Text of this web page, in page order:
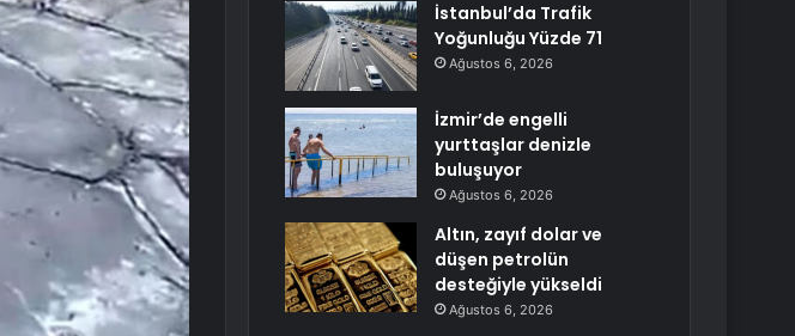
İstanbul’da Trafik
Yoğunluğu Yüzde 71
Ağustos 6, 2026
İzmir’de engelli
yurttaşlar denizle
buluşuyor
Ağustos 6, 2026
Altın, zayıf dolar ve
düşen petrolün
desteğiyle yükseldi
Ağustos 6, 2026